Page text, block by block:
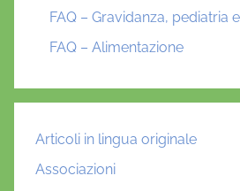
FAQ – Gravidanza, pediatria
FAQ – Alimentazione
Articoli in lingua originale
Associazioni